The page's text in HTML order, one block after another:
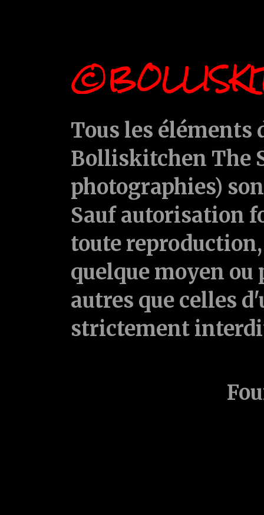
Tous les
Bolliskitchen The
photographies)
Sauf autorisation
toute
quelque moyen ou
autres que celles
strictement